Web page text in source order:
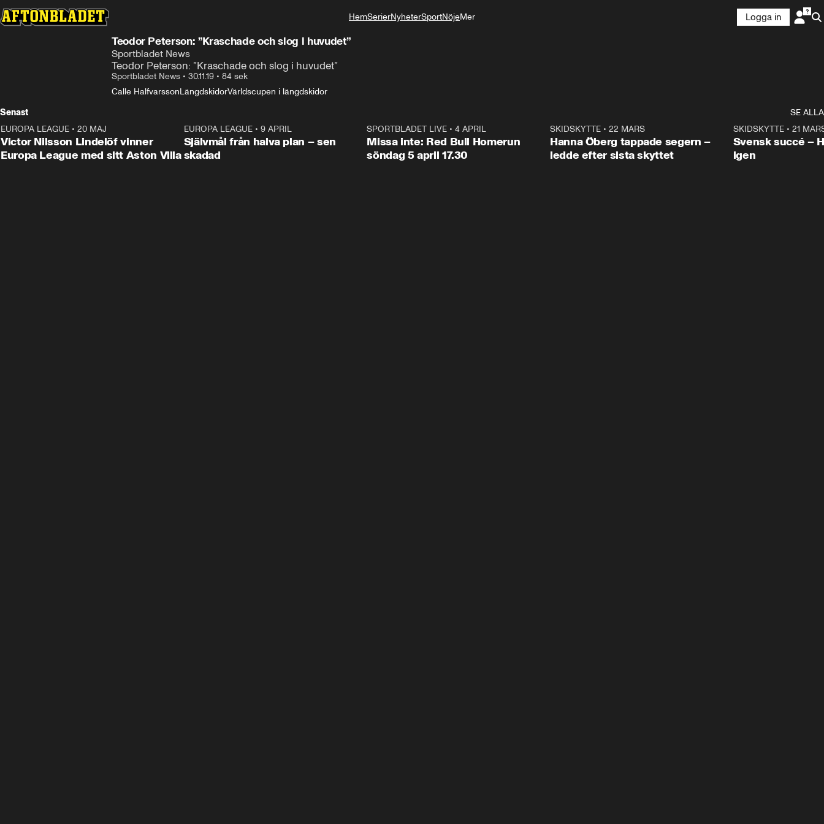
HemSerierNyheterSportNöjeMer
Logga in
Teodor Peterson: ”Kraschade och slog i huvudet”
Sportbladet News
Teodor Peterson: ”Kraschade och slog i huvudet”
Sportbladet News • 30.11.19 • 84 sek
Calle HalfvarssonLängdskidorVärldscupen i längdskidor
Senast
SE ALLA
EUROPA LEAGUE • 20 MAJ
Victor Nilsson Lindelöf vinner
Europa League med sitt Aston Villa
1:03
EUROPA LEAGUE• 9 APRIL
Självmål från halva plan – sen
skadad
SPORTBLADET LIVE •4 APRIL
Missa inte: Red Bull Homerun
söndag 5 april 17.30
SKIDSKYTTE• 22 MARS
Hanna Öberg tappade segern –
ledde efter sista skyttet
SKIDSKYTTE• 21
Svensk succé –
igen